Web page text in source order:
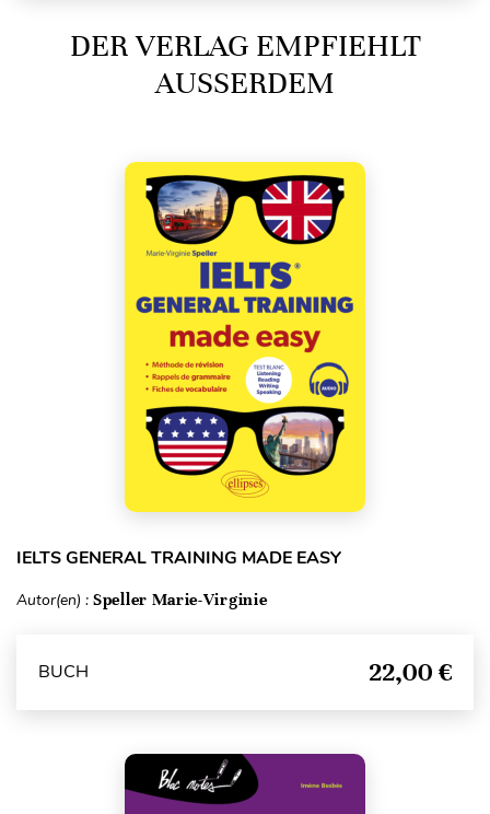
DER VERLAG EMPFIEHLT
AUSSERDEM
IELTS GENERAL TRAINING MADE EASY
Autor(en) : Speller Marie-Virginie
BUCH 22,00 €